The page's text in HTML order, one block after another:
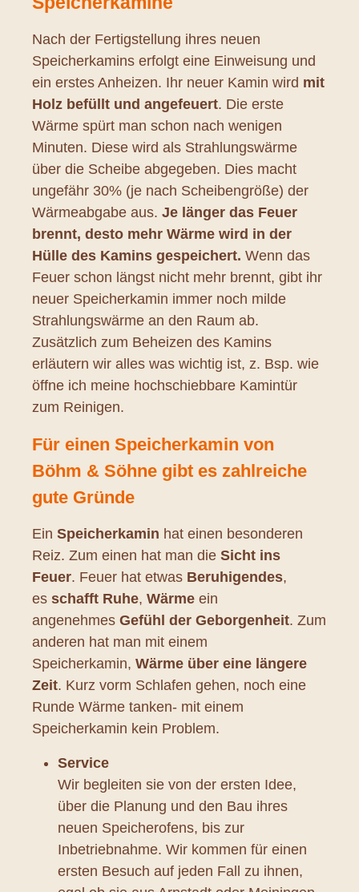
Nach der Fertigstellung ihres neuen
Speicherkamins erfolgt eine Einweisung und
ein erstes Anheizen. Ihr neuer Kamin wird mit
Holz befüllt und angefeuert. Die erste
Wärme spürt man schon nach wenigen
Minuten. Diese wird als Strahlungswärme
über die Scheibe abgegeben. Dies macht
ungefähr 30% (je nach Scheibengröße) der
Wärmeabgabe aus. Je länger das Feuer
brennt, desto mehr Wärme wird in der
Hülle des Kamins gespeichert. Wenn das
Feuer schon längst nicht mehr brennt, gibt ihr
neuer Speicherkamin immer noch milde
Strahlungswärme an den Raum ab.
Zusätzlich zum Beheizen des Kamins
erläutern wir alles was wichtig ist, z. Bsp. wie
öffne ich meine hochschiebbare Kamintür
zum Reinigen.
Für einen Speicherkamin von
Böhm & Söhne gibt es zahlreiche
gute Gründe
Ein Speicherkamin hat einen besonderen
Reiz. Zum einen hat man die Sicht ins
Feuer. Feuer hat etwas Beruhigendes,
es schafft Ruhe, Wärme ein
angenehmes Gefühl der Geborgenheit. Zum
anderen hat man mit einem
Speicherkamin, Wärme über eine längere
Zeit. Kurz vorm Schlafen gehen, noch eine
Runde Wärme tanken- mit einem
Speicherkamin kein Problem.
Service
Wir begleiten sie von der ersten Idee,
über die Planung und den Bau ihres
neuen Speicherofens, bis zur
Inbetriebnahme. Wir kommen für einen
ersten Besuch auf jeden Fall zu ihnen,